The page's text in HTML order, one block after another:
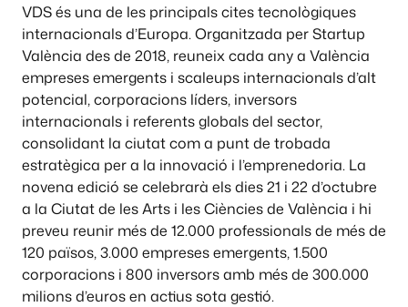
VDS és una de les principals cites tecnològiques
internacionals d’Europa. Organitzada per Startup
València des de 2018, reuneix cada any a València
empreses emergents i scaleups internacionals d’alt
potencial, corporacions líders, inversors
internacionals i referents globals del sector,
consolidant la ciutat com a punt de trobada
estratègica per a la innovació i l’emprenedoria. La
novena edició se celebrarà els dies 21 i 22 d’octubre
a la Ciutat de les Arts i les Ciències de València i hi
preveu reunir més de 12.000 professionals de més de
120 països, 3.000 empreses emergents, 1.500
corporacions i 800 inversors amb més de 300.000
milions d’euros en actius sota gestió.